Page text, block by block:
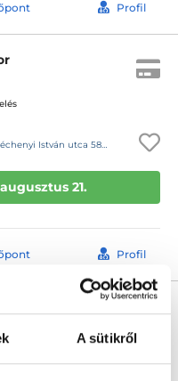
A sütikről
Profil
István utca 58. 1/1.
augusztus 21.
Profil